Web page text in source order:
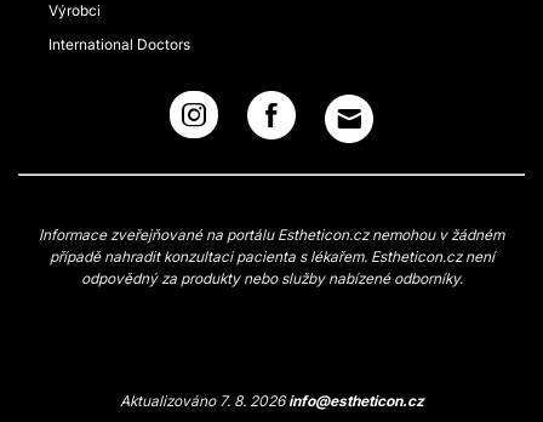
Výrobci
International Doctors
Informace zveřejňované na portálu Estheticon.cz nemohou v žádném
případě nahradit konzultaci pacienta s lékařem. Estheticon.cz není
odpovědný za produkty nebo služby nabízené odborníky.
Aktualizováno 7. 8. 2026info@estheticon.cz